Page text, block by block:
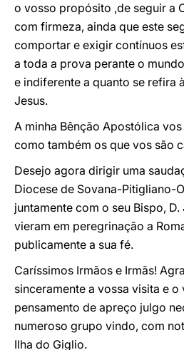
o vosso propósito ,de seguir a
com firmeza, ainda que este
comportar e exigir contínuos
a toda a prova perante o
e indiferente a quanto se refira
Jesus.
A minha Bênção Apostólica
como também os que vos são
Desejo agora dirigir uma
Diocese de Sovana-Pitigliano-
juntamente com o seu Bispo,
vieram em peregrinação a
publicamente a sua fé.
Caríssimos Irmãos e Irmãs!
sinceramente a vossa visita e
pensamento de apreço julgo
numeroso grupo vindo, com
Ilha do Giglio.